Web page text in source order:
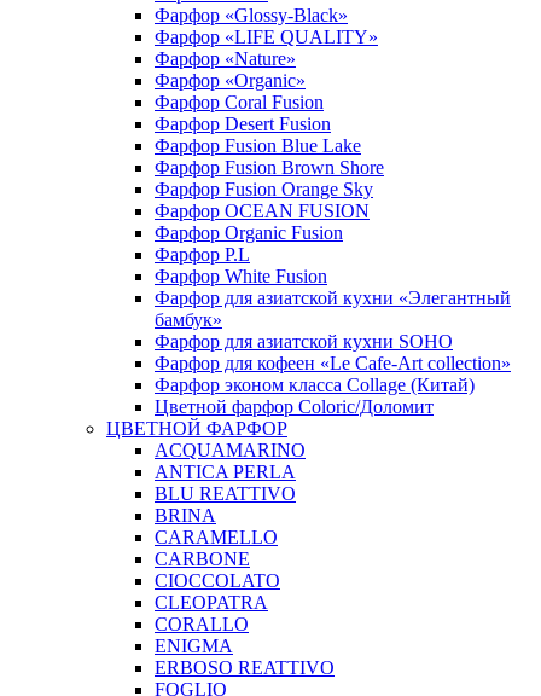
Фарфор «Glossy-Black»
Фарфор «LIFE QUALITY»
Фарфор «Nature»
Фарфор «Organic»
Фарфор Coral Fusion
Фарфор Desert Fusion
Фарфор Fusion Blue Lake
Фарфор Fusion Brown Shore
Фарфор Fusion Orange Sky
Фарфор OCEAN FUSION
Фарфор Organic Fusion
Фарфор P.L
Фарфор White Fusion
Фарфор для азиатской кухни «Элегантный
бамбук»
Фарфор для азиатской кухни SOHO
Фарфор для кофеен «Le Cafe-Art collection»
Фарфор эконом класса Collage (Китай)
Цветной фарфор Coloric/Доломит
ЦВЕТНОЙ ФАРФОР
ACQUAMARINO
ANTICA PERLA
BLU REATTIVO
BRINA
CARAMELLO
CARBONE
CIOCCOLATO
CLEOPATRA
CORALLO
ENIGMA
ERBOSO REATTIVO
FOGLIO